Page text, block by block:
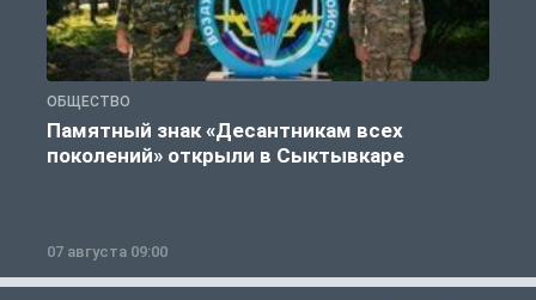
ОБЩЕСТВО
Памятный знак «Десантникам всех
поколений» открыли в Сыктывкаре
07 августа 09:00